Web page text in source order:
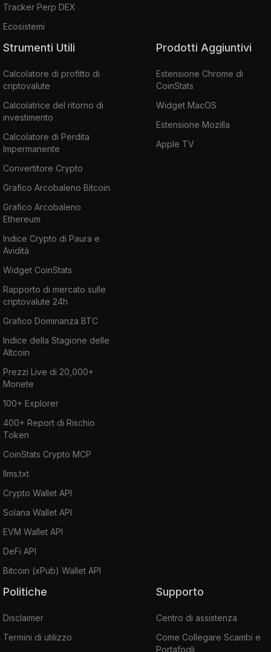
Tracker Perp DEX
Ecosistemi
Strumenti Utili
Calcolatore di profitto di
criptovalute
Calcolatrice del ritorno di
investimento
Calcolatore di Perdita
Impermanente
Convertitore Crypto
Grafico Arcobaleno Bitcoin
Grafico Arcobaleno
Ethereum
Indice Crypto di Paura e
Avidità
Widget CoinStats
Rapporto di mercato sulle
criptovalute 24h
Grafico Dominanza BTC
Indice della Stagione delle
Altcoin
Prezzi Live di 20,000+
Monete
100+ Explorer
400+ Report di Rischio
Token
CoinStats Crypto MCP
llms.txt
Crypto Wallet API
Solana Wallet API
EVM Wallet API
DeFi API
Bitcoin (xPub) Wallet API
Prodotti Aggiuntivi
Estensione Chrome di
CoinStats
Widget MacOS
Estensione Mozilla
Apple TV
Politiche
Disclaimer
Termini di utilizzo
Supporto
Centro di assistenza
Come Collegare Scambi e
Portafogli